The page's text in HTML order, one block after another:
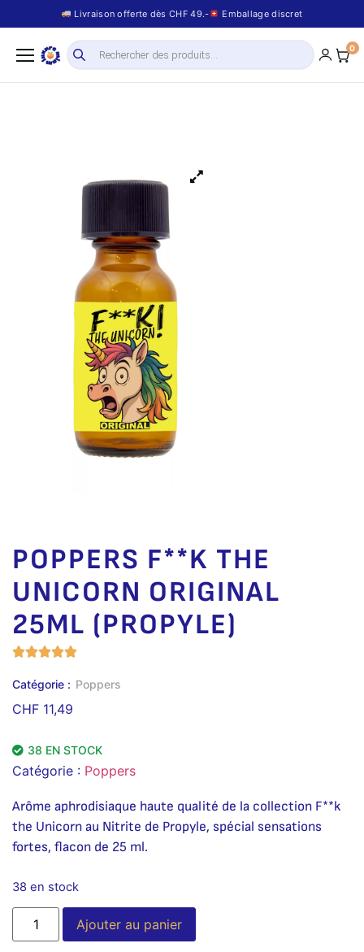
Livraison offerte dès CHF 49.- Emballage discret
0
POPPERS F**K THE
UNICORN ORIGINAL
25ML (PROPYLE)
Catégorie : Poppers
CHF 11,49
38 EN STOCK
Catégorie : Poppers
Arôme aphrodisiaque haute qualité de la collection F**k
the Unicorn au Nitrite de Propyle, spécial sensations
fortes, flacon de 25 ml.
38 en stock
Ajouter au panier